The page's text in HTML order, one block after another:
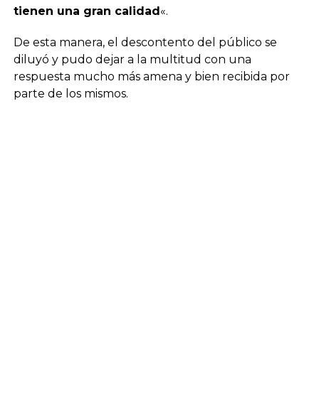
tienen una gran calidad«.
De esta manera, el descontento del público se
diluyó y pudo dejar a la multitud con una
respuesta mucho más amena y bien recibida por
parte de los mismos.